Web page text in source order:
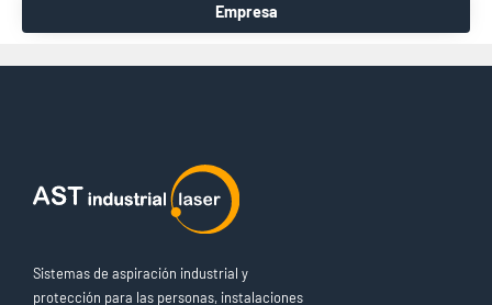
Empresa
Sistemas de aspiración industrial y
protección para las personas, instalaciones